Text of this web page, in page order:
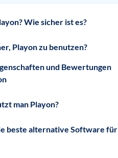
Wie sicher ist es?
Playon zu benutzen?
und Bewertungen
man Playon?
beste alternative Software für